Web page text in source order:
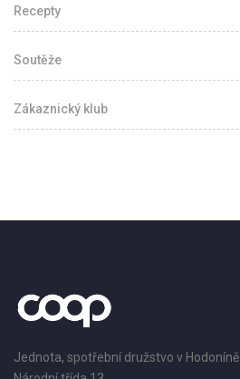
Recepty
Soutěže
Zákaznický klub
Jednota, spotřební družstvo v Hodoníně